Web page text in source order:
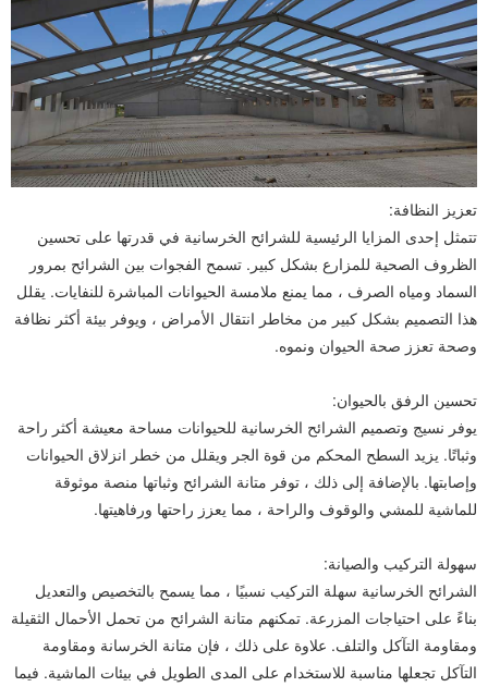
تعزيز النظافة:
تتمثل إحدى المزايا الرئيسية للشرائح الخرسانية في قدرتها على تحسين
الظروف الصحية للمزارع بشكل كبير. تسمح الفجوات بين الشرائح بمرور
السماد ومياه الصرف ، مما يمنع ملامسة الحيوانات المباشرة للنفايات. يقلل
هذا التصميم بشكل كبير من مخاطر انتقال الأمراض ، ويوفر بيئة أكثر نظافة
وصحة تعزز صحة الحيوان ونموه.
تحسين الرفق بالحيوان:
يوفر نسيج وتصميم الشرائح الخرسانية للحيوانات مساحة معيشة أكثر راحة
وثباتًا. يزيد السطح المحكم من قوة الجر ويقلل من خطر انزلاق الحيوانات
وإصابتها. بالإضافة إلى ذلك ، توفر متانة الشرائح وثباتها منصة موثوقة
للماشية للمشي والوقوف والراحة ، مما يعزز راحتها ورفاهيتها.
سهولة التركيب والصيانة:
الشرائح الخرسانية سهلة التركيب نسبيًا ، مما يسمح بالتخصيص والتعديل
بناءً على احتياجات المزرعة. تمكنهم متانة الشرائح من تحمل الأحمال الثقيلة
ومقاومة التآكل والتلف. علاوة على ذلك ، فإن متانة الخرسانة ومقاومة
التآكل تجعلها مناسبة للاستخدام على المدى الطويل في بيئات الماشية. فيما